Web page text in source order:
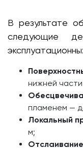
В результате
следующие
нижней
пламенем —
Локальный
м;